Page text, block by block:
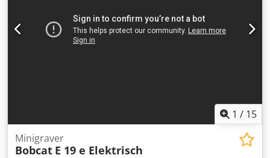
1 / 15
Minigraver
Bobcat E 19 e Elektrisch